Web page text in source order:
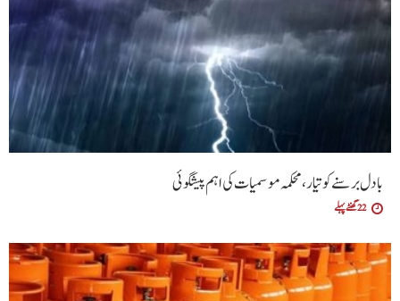
بادل برسنے کو تیار، محکمہ موسمیات کی اہم پیشگوئی
22 گھنٹے پہلے